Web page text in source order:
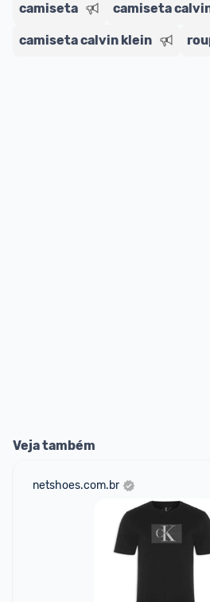
camiseta
camiseta
camiseta calvin klein
Veja também
netshoes.com.br